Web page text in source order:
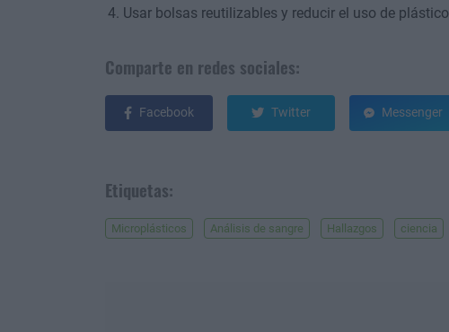
Usar bolsas reutilizables y reducir el uso de
Comparte en redes sociales:
Facebook Twitter Messenger
Etiquetas:
Microplásticos Análisis de sangre Hallazgos ciencia